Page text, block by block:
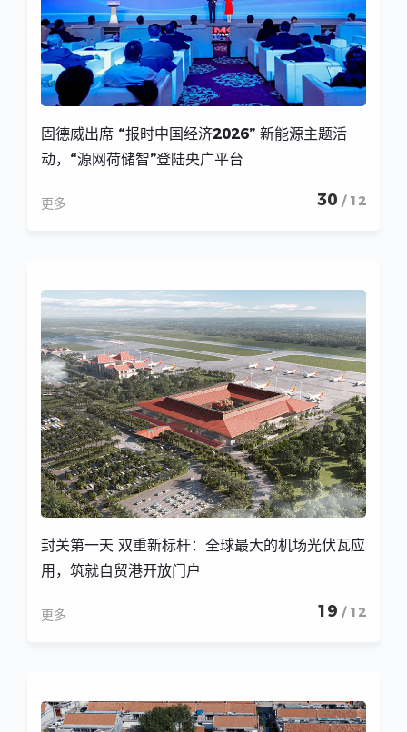
固德威出席 “报时中国经济2026” 新能源主题活
动，“源网荷储智”登陆央广平台
更多 30 / 12
封关第一天 双重新标杆：全球最大的机场光伏瓦应
用，筑就自贸港开放门户
更多 19 / 12